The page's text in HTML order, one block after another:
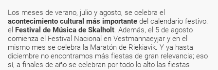
Los meses de verano, julio y agosto, se celebra el
acontecimiento cultural más importante del calendario festivo:
el Festival de Música de Skalholt. Además, el 5 de agosto
comienza el Festival Nacional en Vestmannaeyjar y en el
mismo mes se celebra la Maratón de Riekiavik. Y ya hasta
diciembre no encontramos más fiestas de gran relevancia; eso
sí, a finales de año se celebran por todo lo alto las fiestas